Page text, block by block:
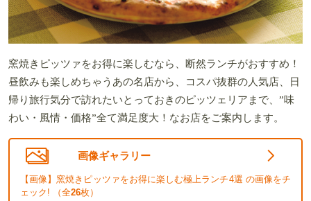
窯焼きピッツァをお得に楽しむなら、断然ランチがおすすめ！
昼飲みも楽しめちゃうあの名店から、コスパ抜群の人気店、日
帰り旅行気分で訪れたいとっておきのピッツェリアまで、”味
わい・風情・価格”全て満足度大！なお店をご案内します。
画像ギャラリー
【画像】窯焼きピッツァをお得に楽しむ極上ランチ4選 の画像をチ
ェック! （全26枚）